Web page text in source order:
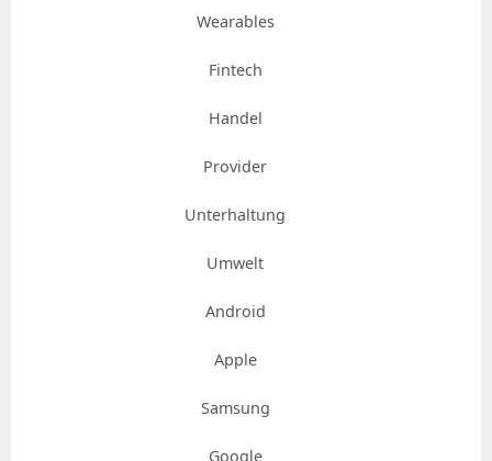
Wearables
Fintech
Handel
Provider
Unterhaltung
Umwelt
Android
Apple
Samsung
Google